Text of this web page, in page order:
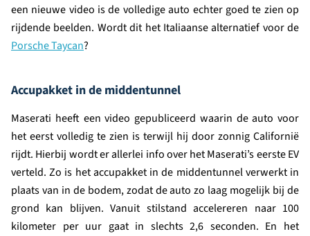
een nieuwe video is de volledige auto echter goed te zien op
rijdende beelden. Wordt dit het Italiaanse alternatief voor de
Porsche Taycan?
Accupakket in de middentunnel
Maserati heeft een video gepubliceerd waarin de auto voor
het eerst volledig te zien is terwijl hij door zonnig Californië
rijdt. Hierbij wordt er allerlei info over het Maserati’s eerste EV
verteld. Zo is het accupakket in de middentunnel verwerkt in
plaats van in de bodem, zodat de auto zo laag mogelijk bij de
grond kan blijven. Vanuit stilstand accelereren naar 100
kilometer per uur gaat in slechts 2,6 seconden. En het